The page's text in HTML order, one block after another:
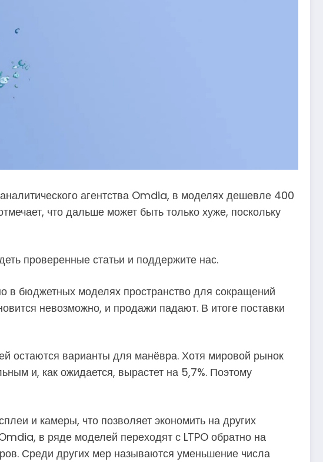
агентства Omdia, в моделях дешевле 400
что дальше может быть только хуже, поскольку
проверенные статьи и поддержите нас.
в бюджетных моделях пространство для сокращений
невозможно, и продажи падают. В итоге поставки
остаются варианты для манёвра. Хотя мировой рынок
и, как ожидается, вырастет на 5,7%. Поэтому
и камеры, что позволяет экономить на других
в ряде моделей переходят с LTPO обратно на
Среди других мер называются уменьшение числа